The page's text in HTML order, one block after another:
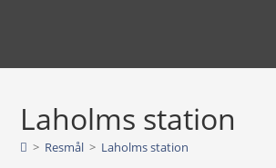
Laholms station
> Resmål > Laholms station